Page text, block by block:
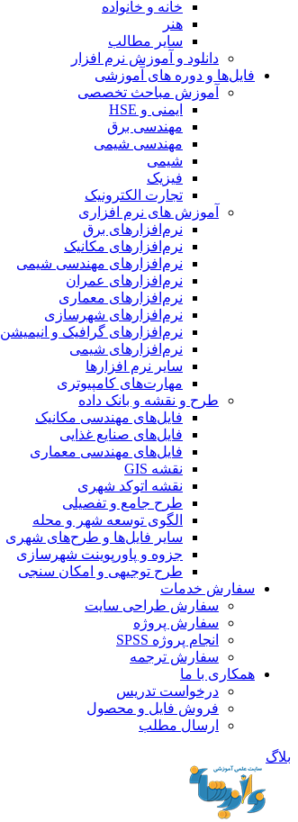
خانه و خانواده
هنر
سایر مطالب
دانلود و آموزش نرم افزار
فایل‌ها و دوره های آموزشی
آموزش مباحث تخصصی
ایمنی و HSE
مهندسی برق
مهندسی شیمی
شیمی
فیزیک
تجارت الکترونیک
آموزش های نرم افزاری
نرم‌افزارهای برق
نرم‌افزارهای مکانیک
نرم‌افزارهای مهندسی شیمی
نرم‌افزارهای عمران
نرم‌افزارهای معماری
نرم‌افزارهای شهرسازی
نرم‌افزارهای گرافیک و انیمیشن
نرم‌افزارهای شیمی
سایر نرم افزارها
مهارت‌های کامپیوتری
طرح و نقشه و بانک داده
فایل‌های مهندسی مکانیک
فایل‌های صنایع غذایی
فایل‌های مهندسی معماری
نقشه GIS
نقشه اتوکد شهری
طرح جامع و تفصیلی
الگوی توسعه شهر و محله
سایر فایل‌ها و طرح‌های شهری
جزوه و پاورپوینت شهرسازی
طرح توجیهی و امکان سنجی
سفارش خدمات
سفارش طراحی سایت
سفارش پروژه
انجام پروژه SPSS
سفارش ترجمه
همکاری با ما
درخواست تدریس
فروش فایل و محصول
ارسال مطلب
بلاگ